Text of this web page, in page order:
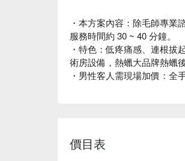
・本方案內容：除毛師專業
服務時間約 30 ~ 40 分鐘。
・特色：低疼痛感、連根拔
術房設備，熱蠟大品牌熱蠟
・男性客人需現場加價：全
價目表